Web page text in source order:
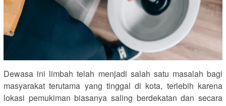
Dewasa ini limbah telah menjadi salah satu masalah bagi
masyarakat terutama yang tinggal di kota, terlebih karena
lokasi pemukiman biasanya saling berdekatan dan secara